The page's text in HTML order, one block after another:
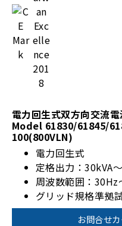
電力回生式双方向交流電
Model 61830/61845/
100(800VLN)
電力回生式
定格出力：30kVA
周波数範囲：30Hz
グリッド規格準拠
お問合せ